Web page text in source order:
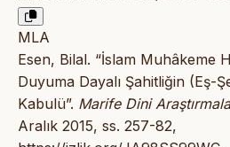
MLA
Esen, Bilal. “İslam Muhâkeme
Duyuma Dayalı Şahitliğin (Eş-
Kabulü”. Marife Dini
Aralık 2015, ss. 257-82,